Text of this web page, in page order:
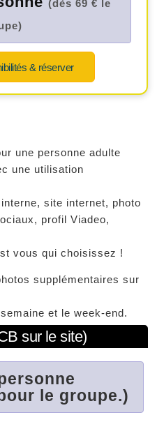
(dès 69 € le
& réserver
une personne adulte
une utilisation
site internet, photo
profil Viadeo,
vous qui choisissez !
supplémentaires sur
et le week-end.
sur le site)
le groupe.)